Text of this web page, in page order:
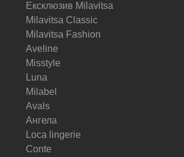
Ексклюзив Milavitsa
Milavitsa Classic
Milavitsa Fashion
Aveline
Misstyle
Luna
Milabel
Avals
Ангела
Loca lingerie
Conte